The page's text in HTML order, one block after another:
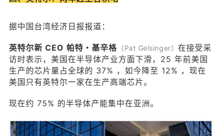
据中国台湾经济日报报道：
英特尔新 CEO 帕特・基辛格 （Pat Gelsinger）在接受采
访时表示，美国在半导体产业方面下滑，25 年前美国
生产的芯片量占全球的 37% ，如今降至 12% ，现在
美国只有英特尔一家在生产高端芯片。
现在约 75% 的半导体产能集中在亚洲。